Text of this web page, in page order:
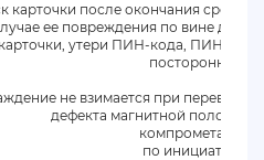
карточки после окончания срока
ее повреждения по вине
утери ПИН-кода, ПИН-код
постороннему
не взимается при
дефекта магнитной полосы
компрометации
по инициативе